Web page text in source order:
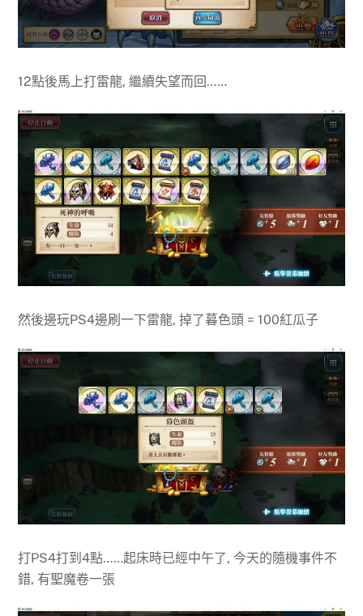
12點後馬上打雷龍, 繼續失望而回……
然後邊玩PS4邊刷一下雷龍, 掉了暮色頭 = 100紅瓜子
打PS4打到4點……起床時已經中午了, 今天的隨機事件不
錯, 有聖魔卷一張